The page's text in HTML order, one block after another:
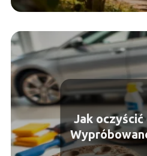
Jak oczyścić